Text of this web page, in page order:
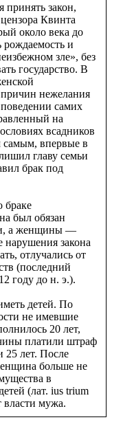
принять закон,
Квинта
около века до
рождаемость и
зле», без
государство. В
нежелания
самих
на
всадников
самым, впервые в
главу семьи
брак под
браке
был обязан
а женщины —
закона
отлучались от
(последний
году до н. э.).
детей. По
не имевшие
20 лет,
платили штраф
25 лет. После
больше не
в
(лат. ius trium
власти мужа.